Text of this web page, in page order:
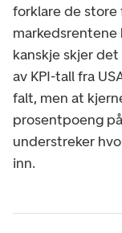
forklare de store
kanskje skjer
av KPI-tall fra
falt, men at
prosentpoeng
understreker
inn.